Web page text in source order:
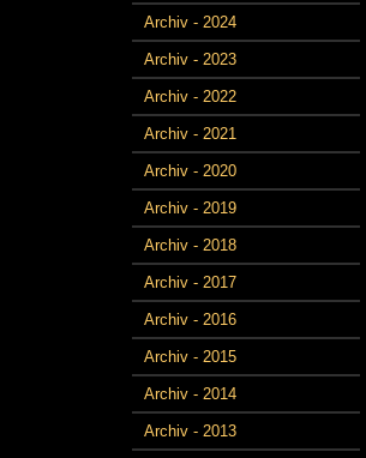
Archiv - 2024
Archiv - 2023
Archiv - 2022
Archiv - 2021
Archiv - 2020
Archiv - 2019
Archiv - 2018
Archiv - 2017
Archiv - 2016
Archiv - 2015
Archiv - 2014
Archiv - 2013